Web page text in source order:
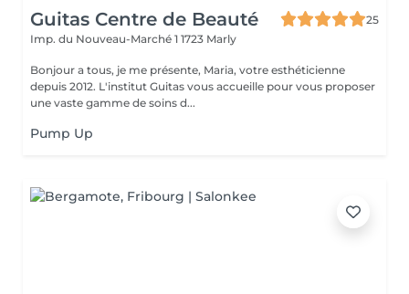
Guitas Centre de Beauté
25
Imp. du Nouveau-Marché 1 1723 Marly
Bonjour a tous, je me présente, Maria, votre esthéticienne
depuis 2012. L'institut Guitas vous accueille pour vous proposer
une vaste gamme de soins d...
Pump Up